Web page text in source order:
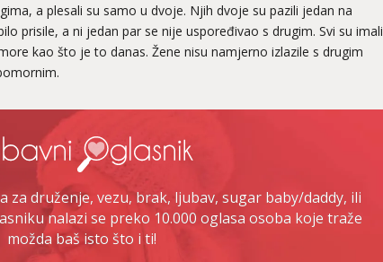
a plesali su samo u dvoje. Njih dvoje su pazili jedan na
prisile, a ni jedan par se nije uspoređivao s drugim. Svi su imali
kao što je to danas. Žene nisu namjerno izlazile s drugim
druženje, vezu, brak, ljubav, sugar baby/daddy, ili
nalazi se preko 10.000 oglasa osoba koje traže
možda baš isto što i ti!